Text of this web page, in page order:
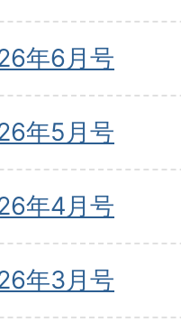
年6月号
年5月号
年4月号
年3月号